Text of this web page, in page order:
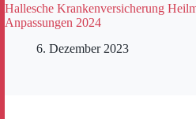
Hallesche Krankenversicherung
Anpassungen 2024
6. Dezember 2023